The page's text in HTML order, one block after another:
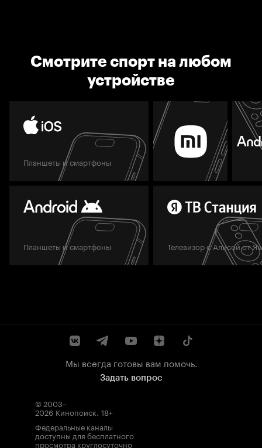
Смотрите спорт на любом
устройстве
Планшеты и смартфоны
Планшеты и смартфоны Телевизор с Алисой от
Мы всегда готовы вам помочь.
Задать вопрос
© 2003–
2026 Кинопоиск. 18+
Федеральные каналы
доступны для бесплатного
просмотра круглосуточно